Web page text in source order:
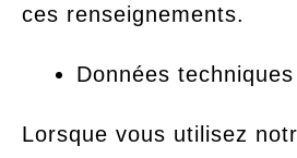
ces renseignements.
Données techniques
Lorsque vous utilisez